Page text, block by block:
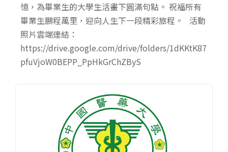
憶，為畢業生的大學生活畫下圓滿句點。 祝福所有
畢業生鵬程萬里，迎向人生下一段精彩旅程。 活動
照片雲端連結：
https://drive.google.com/drive/folders/1dKKtK87
pfuVjoW0BEPP_PpHkGrChZByS